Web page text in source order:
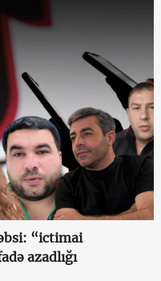
“ictimai
azadlığı